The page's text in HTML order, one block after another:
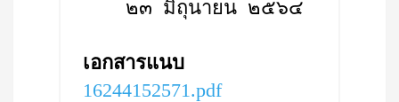
๒๓ มิถุนายน ๒๕๖๔
เอกสารแนบ
16244152571.pdf